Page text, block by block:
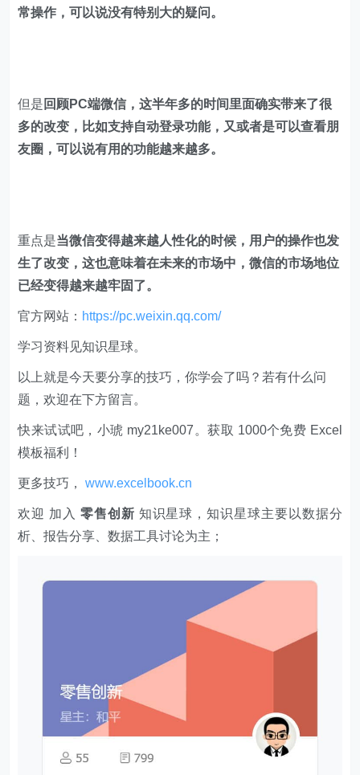
常操作，可以说没有特别大的疑问。
但是 回顾PC端微信，这半年多的时间里面确实带来了很
多的改变，比如支持自动登录功能，又或者是可以查看朋
友圈，可以说有用的功能越来越多。
重点是当微信变得越来越人性化的时候，用户的操作也发
生了改变，这也意味着在未来的市场中，微信的市场地位
已经变得越来越牢固了。
官方网站： https://pc.weixin.qq.com/
学习资料见知识星球。
以上就是今天要分享的技巧，你学会了吗？若有什么问
题，欢迎在下方留言。
快来试试吧，小琥 my21ke007。获取 1000个免费 Excel
模板福利​​​​！
更多技巧，www.excelbook.cn
欢迎 加入 零售创新 知识星球，知识星球主要以数据分
析、报告分享、数据工具讨论为主；